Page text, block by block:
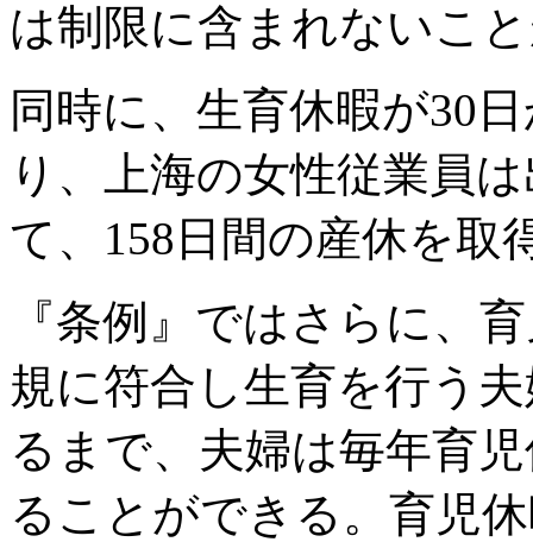
は制限に含まれないこ
同時に、生育休暇が30
り、上海の女性従業員
て、158日間の産休を取
『条例』ではさらに、
規に符合し生育を行う
るまで、夫婦は毎年育
ることができる。育児